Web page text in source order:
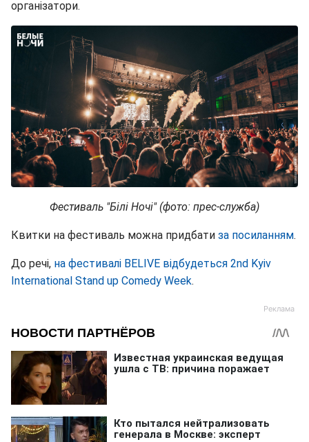
організатори.
Фестиваль "Білі Ночі" (фото: прес-служба)
Квитки на фестиваль можна придбати за посиланням.
До речі, на фестивалі BELIVE відбудеться 2nd Kyiv
International Stand up Comedy Week.